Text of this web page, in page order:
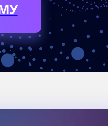
и идти в ногу со